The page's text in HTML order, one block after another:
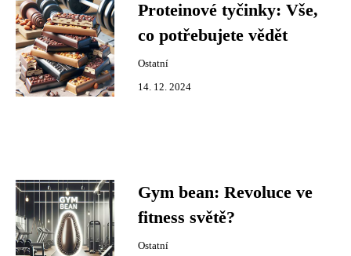
Proteinové tyčinky: Vše,
co potřebujete vědět
Ostatní
14. 12. 2024
Gym bean: Revoluce ve
fitness světě?
Ostatní